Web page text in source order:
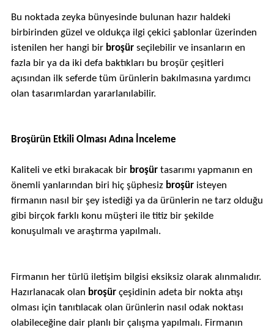
Bu noktada zeyka bünyesinde bulunan hazır haldeki
birbirinden güzel ve oldukça ilgi çekici şablonlar üzerinden
istenilen her hangi bir broşür seçilebilir ve insanların en
fazla bir ya da iki defa baktıkları bu broşür çeşitleri
açısından ilk seferde tüm ürünlerin bakılmasına yardımcı
olan tasarımlardan yararlanılabilir.
Broşürün Etkili Olması Adına İnceleme
Kaliteli ve etki bırakacak bir broşür tasarımı yapmanın en
önemli yanlarından biri hiç şüphesiz broşür isteyen
firmanın nasıl bir şey istediği ya da ürünlerin ne tarz olduğu
gibi birçok farklı konu müşteri ile titiz bir şekilde
konuşulmalı ve araştırma yapılmalı.
Firmanın her türlü iletişim bilgisi eksiksiz olarak alınmalıdır.
Hazırlanacak olan broşür çeşidinin adeta bir nokta atışı
olması için tanıtılacak olan ürünlerin nasıl odak noktası
olabileceğine dair planlı bir çalışma yapılmalı. Firmanın